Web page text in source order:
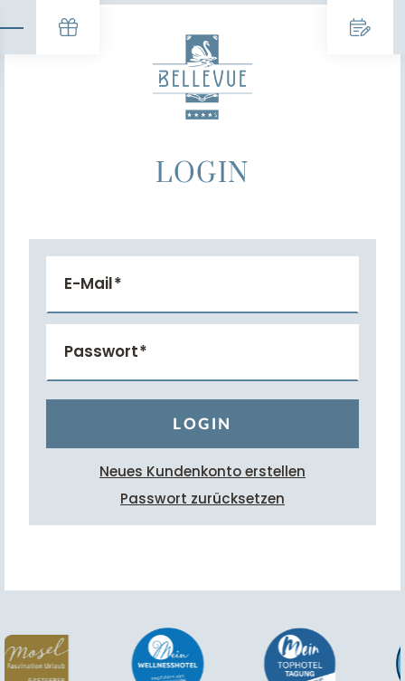
LOGIN
E-Mail
Passwort
LOGIN
Neues Kundenkonto erstellen
Passwort zurücksetzen